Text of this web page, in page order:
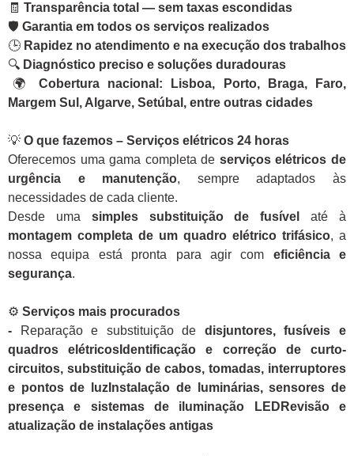
🧾 Transparência total — sem taxas escondidas
🛡️ Garantia em todos os serviços realizados
🕒 Rapidez no atendimento e na execução dos trabalhos
🔍 Diagnóstico preciso e soluções duradouras
🌍 Cobertura nacional: Lisboa, Porto, Braga, Faro,
Margem Sul, Algarve, Setúbal, entre outras cidades
💡 O que fazemos – Serviços elétricos 24 horas
Oferecemos uma gama completa de serviços elétricos de
urgência e manutenção, sempre adaptados às
necessidades de cada cliente.
Desde uma simples substituição de fusível
até à
montagem completa de um quadro elétrico trifásico, a
nossa equipa está pronta para agir com eficiência e
segurança.
⚙️ Serviços mais procurados
-
Reparação e substituição de disjuntores, fusíveis e
quadros elétricosIdentificação e correção de curto-
circuitos, substituição de cabos, tomadas, interruptores
e pontos de luzInstalação de luminárias, sensores de
presença e sistemas de iluminação LEDRevisão e
atualização de instalações antigas